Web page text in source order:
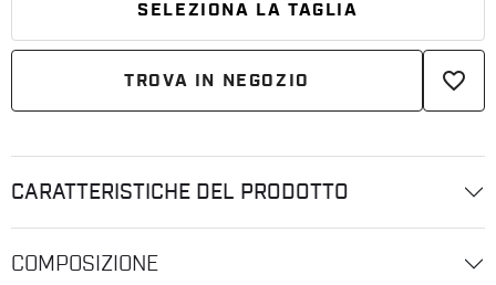
SELEZIONA LA TAGLIA
TROVA IN NEGOZIO favorite_border
CARATTERISTICHE DEL PRODOTTO
COMPOSIZIONE